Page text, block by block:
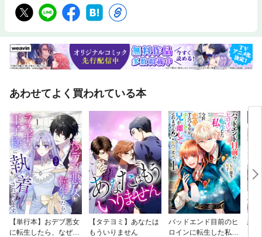
あわせてよく買われている本
【単行本】おデブ悪女
に転生したら、なぜか
【タテヨミ】あなたは
もういりません
バッドエンド目前のヒ
ロインに転生した私、
結